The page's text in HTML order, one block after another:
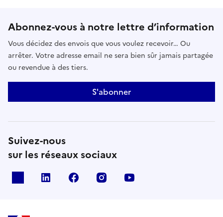
Abonnez-vous à notre lettre d’information
Vous décidez des envois que vous voulez recevoir… Ou
arrêter. Votre adresse email ne sera bien sûr jamais partagée
ou revendue à des tiers.
S'abonner
Suivez-nous
sur les réseaux sociaux
linkedin facebook instagram